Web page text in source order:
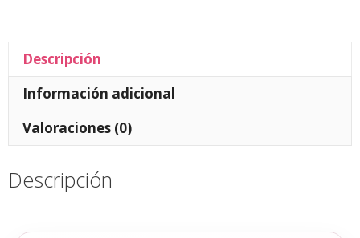
Descripción
Información adicional
Valoraciones (0)
Descripción